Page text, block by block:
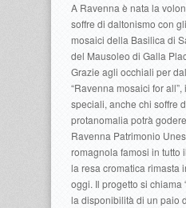
A Ravenna è nata la
soffre di daltonismo con
mosaici della Basilica di
del Mausoleo di Galla
Grazie agli occhiali per
“Ravenna mosaici for
speciali, anche chi soffre
protanomalia potrà
Ravenna Patrimonio
romagnola famosi in tutto
la resa cromatica rimasta
oggi. Il progetto si chiama
la disponibilità di un paio